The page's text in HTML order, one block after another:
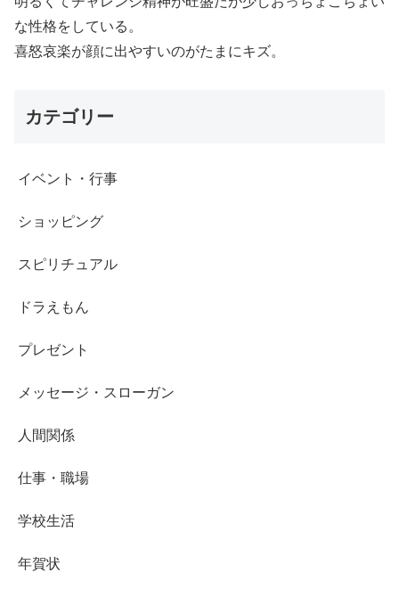
な性格をしている。
喜怒哀楽が顔に出やすいのがたまにキズ。
カテゴリー
イベント・行事
ショッピング
スピリチュアル
ドラえもん
プレゼント
メッセージ・スローガン
人間関係
仕事・職場
学校生活
年賀状